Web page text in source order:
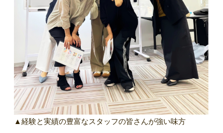
▲経験と実績の豊富なスタッフの皆さんが強い味方